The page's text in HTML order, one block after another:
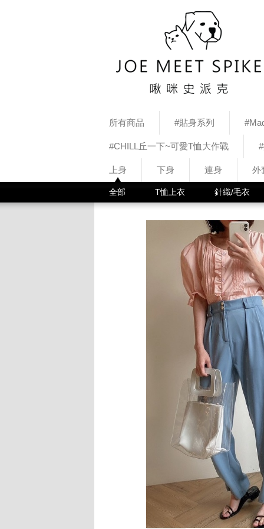
所有商品 #貼身系列
#CHILL丘一下~可愛T恤大作戰
上身 下身 連身 外
全部 T恤上衣 針織/毛衣